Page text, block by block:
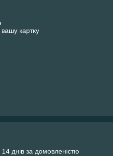
картку
днів за домовленістю